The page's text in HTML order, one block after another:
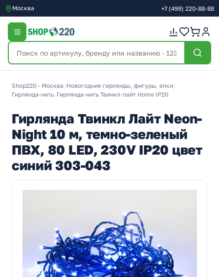
Москва +7 (499) 220-88-88
Shop220 - Москва /Новогодние гирлянды, фигуры, елки/
Гирлянда-нить/Гирлянда-нить Твинкл-лайт Home IP20
Гирлянда Твинкл Лайт Neon-
Night 10 м, темно-зеленый
ПВХ, 80 LED, 230V IP20 цвет
синий 303-043